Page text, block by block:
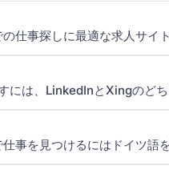
仕事探しに最適な求人サイ
には、LinkedInとXingのど
事を見つけるにはドイツ語